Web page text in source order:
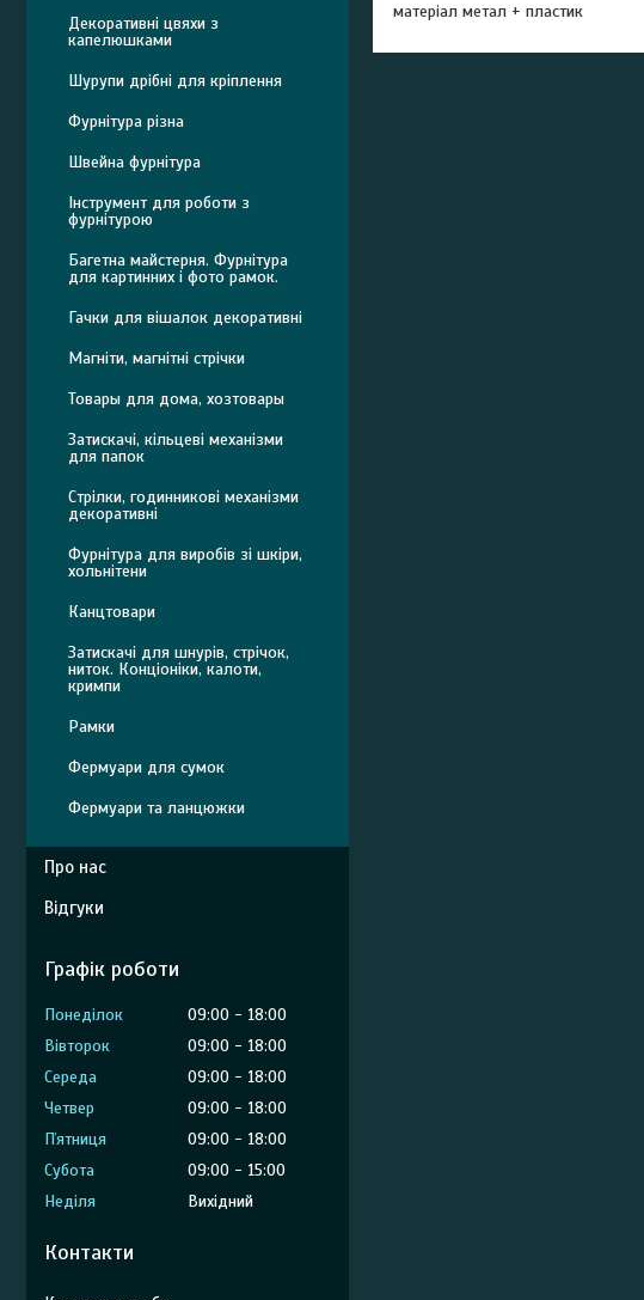
матеріал метал + пластик
Декоративні цвяхи з
капелюшками
Шурупи дрібні для кріплення
Фурнітура різна
Швейна фурнітура
Інструмент для роботи з
фурнітурою
Багетна майстерня. Фурнітура
для картинних і фото рамок.
Гачки для вішалок декоративні
Магніти, магнітні стрічки
Товары для дома, хозтовары
Затискачі, кільцеві механізми
для папок
Стрілки, годинникові механізми
декоративні
Фурнітура для виробів зі шкіри,
хольнітени
Канцтовари
Затискачі для шнурів, стрічок,
ниток. Конціоніки, калоти,
кримпи
Рамки
Фермуари для сумок
Фермуари та ланцюжки
Про нас
Відгуки
Графік роботи
Понеділок 09:00
18:00
Вівторок
09:00
18:00
Середа
09:00
18:00
Четвер
09:00
18:00
Пʼятниця
09:00
18:00
Субота
09:00
15:00
Неділя
Вихідний
Контакти